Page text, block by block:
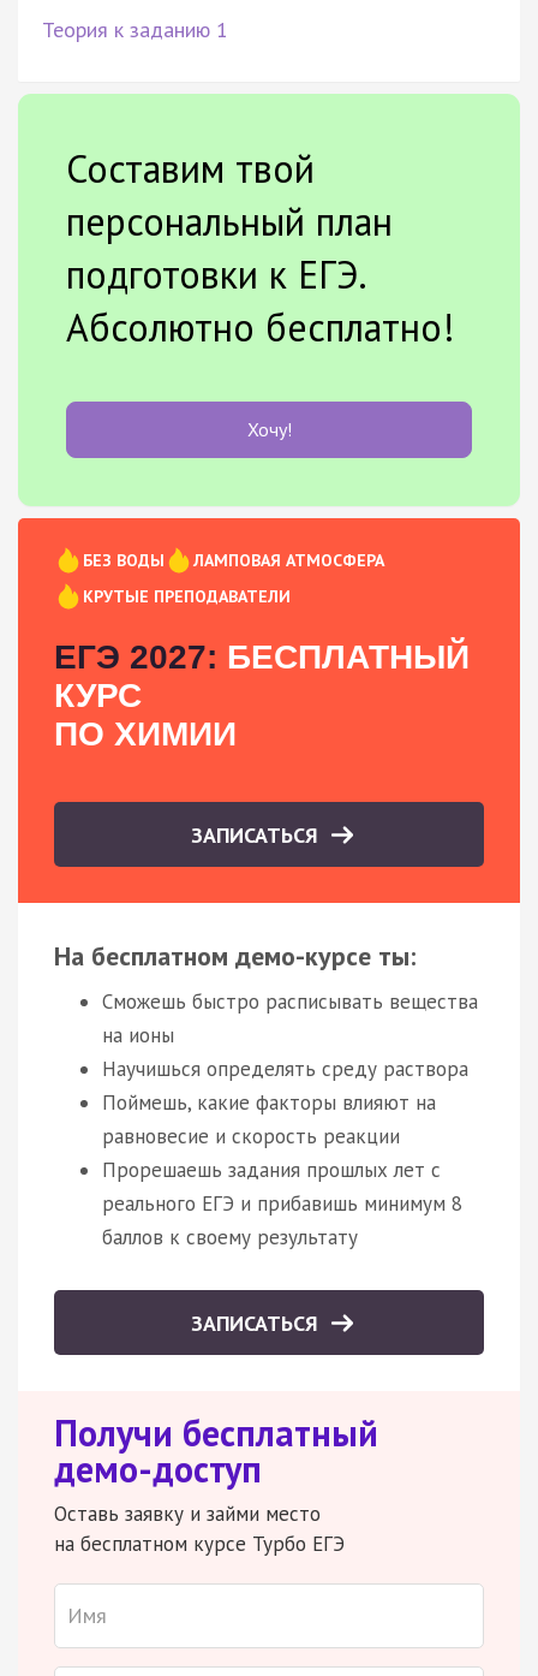
Теория к заданию 1
Составим твой
персональный план
подготовки к ЕГЭ.
Абсолютно бесплатно!
Хочу!
БЕЗ ВОДЫ
ЛАМПОВАЯ АТМОСФЕРА
КРУТЫЕ ПРЕПОДАВАТЕЛИ
ЕГЭ 2027: БЕСПЛАТНЫЙ
КУРС
ПО ХИМИИ
ЗАПИСАТЬСЯ
На бесплатном демо-курсе ты:
Сможешь быстро расписывать вещества
на ионы
Научишься определять среду раствора
Поймешь, какие факторы влияют на
равновесие и скорость реакции
Прорешаешь задания прошлых лет с
реального ЕГЭ и прибавишь минимум 8
баллов к своему результату
ЗАПИСАТЬСЯ
Получи бесплатный
демо-доступ
Оставь заявку и займи место
на бесплатном курсе Турбо ЕГЭ